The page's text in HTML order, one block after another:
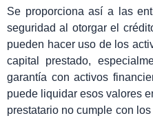
Se proporciona así a las
seguridad al otorgar el
pueden hacer uso de los
capital prestado,
garantía con activos
puede liquidar esos valores
prestatario no cumple con